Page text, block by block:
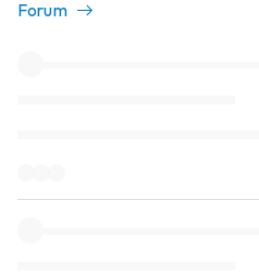
Forum